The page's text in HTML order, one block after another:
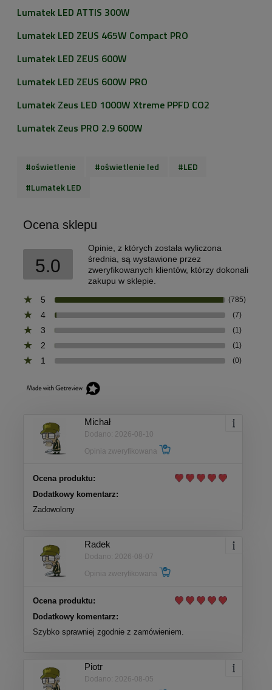
Lumatek LED ATTIS 300W
Lumatek LED ZEUS 465W Compact PRO
Lumatek LED ZEUS 600W
Lumatek LED ZEUS 600W PRO
Lumatek Zeus LED 1000W Xtreme PPFD CO2
Lumatek Zeus PRO 2.9 600W
#oświetlenie #oświetlenie led
#LED
#Lumatek LED
Ocena sklepu
5.0
Opinie, z których została wyliczona
średnia, są wystawione przez
zweryfikowanych klientów, którzy dokonali
zakupu w sklepie.
5
(785)
4 (7)
3 (1)
2 (1)
1 (0)
Michał
Dodano: 2026-08-10
Opinia zweryfikowana
Ocena produktu:
Dodatkowy komentarz:
Zadowolony
Radek
Dodano: 2026-08-07
Opinia zweryfikowana
Ocena produktu:
Dodatkowy komentarz:
Szybko sprawniej zgodnie z zamówieniem.
Piotr
Dodano: 2026-08-05